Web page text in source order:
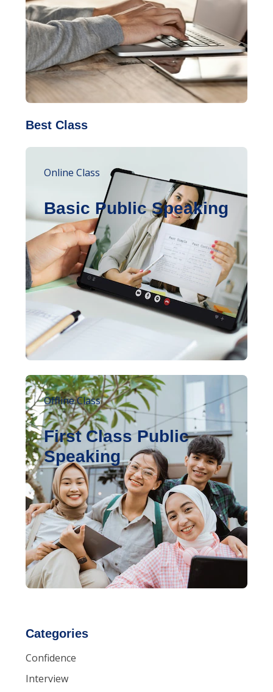
Categories
Confidence
Interview
Best Class
Online Class
Basic Public Speaking
Offline Class
First Class Public
Speaking